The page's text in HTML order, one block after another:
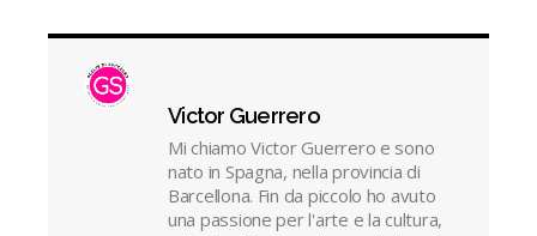
Victor Guerrero
Mi chiamo Victor Guerrero e sono
nato in Spagna, nella provincia di
Barcellona. Fin da piccolo ho avuto
una passione per l'arte e la cultura,